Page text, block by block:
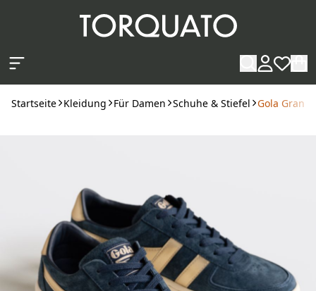
Startseite Kleidung Für Damen Schuhe & Stiefel Gola